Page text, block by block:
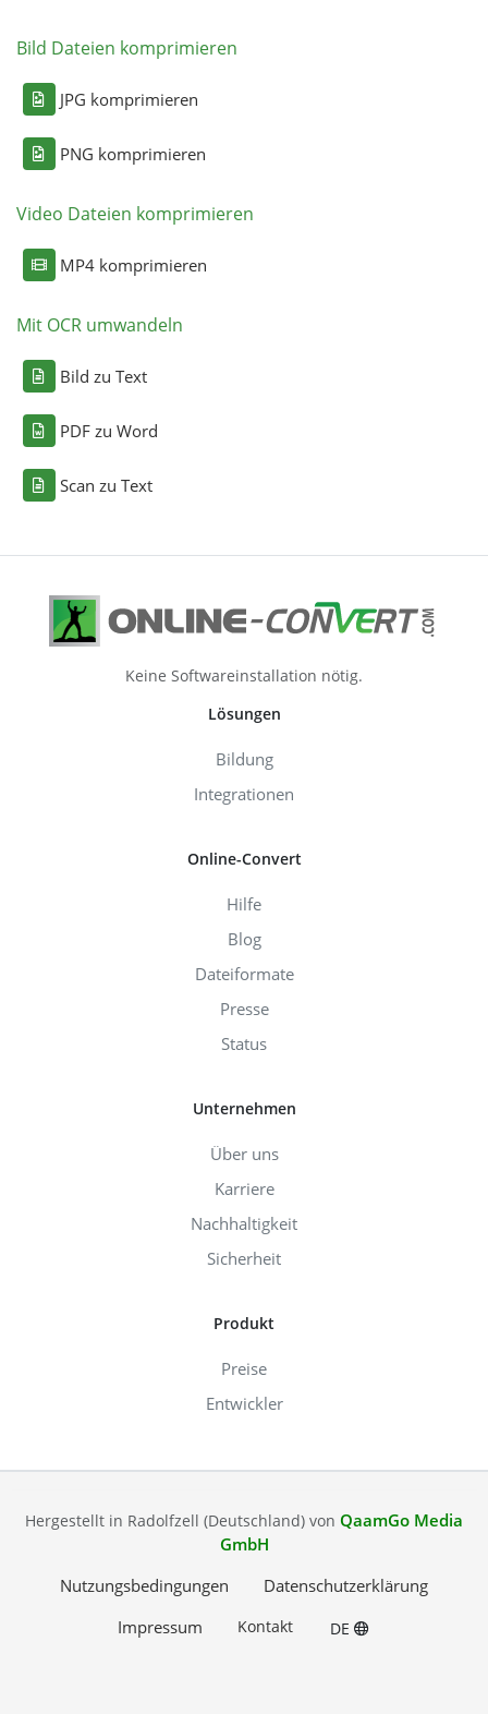
Bild Dateien komprimieren
JPG komprimieren
PNG komprimieren
Video Dateien komprimieren
MP4 komprimieren
Mit OCR umwandeln
Bild zu Text
PDF zu Word
Scan zu Text
Keine Softwareinstallation nötig.
Lösungen
Bildung
Integrationen
Online-Convert
Hilfe
Blog
Dateiformate
Presse
Status
Unternehmen
Über uns
Karriere
Nachhaltigkeit
Sicherheit
Produkt
Preise
Entwickler
Hergestellt in Radolfzell (Deutschland) von QaamGo Media
GmbH
Nutzungsbedingungen
Datenschutzerklärung
Impressum
Kontakt DE